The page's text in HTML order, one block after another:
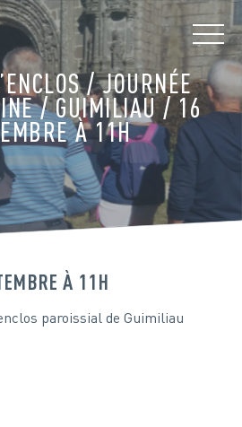
/ JOURNÉE
/ GUIMILIAU / 16
À 11H
À 11H
paroissial de Guimiliau